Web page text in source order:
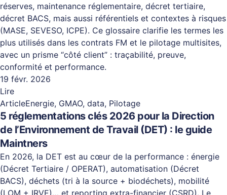
réserves, maintenance réglementaire, décret tertiaire,
décret BACS, mais aussi référentiels et contextes à risques
(MASE, SEVESO, ICPE). Ce glossaire clarifie les termes les
plus utilisés dans les contrats FM et le pilotage multisites,
avec un prisme “côté client” : traçabilité, preuve,
conformité et performance.
19 févr. 2026
Lire
ArticleEnergie, GMAO, data, Pilotage
5 réglementations clés 2026 pour la Direction
de l’Environnement de Travail (DET) : le guide
Maintners
En 2026, la DET est au cœur de la performance : énergie
(Décret Tertiaire / OPERAT), automatisation (Décret
BACS), déchets (tri à la source + biodéchets), mobilité